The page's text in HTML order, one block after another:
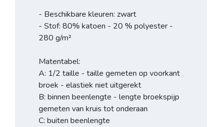
- Beschikbare kleuren: zwart
- Stof: 80% katoen - 20 % polyester -
280 g/m²
Matentabel:
A: 1/2 taille - taille gemeten op voorkant
broek - elastiek niet uitgerekt
B: binnen beenlengte - lengte broekspijp
gemeten van kruis tot onderaan
C: buiten beenlengte